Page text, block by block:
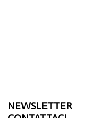
NEWSLETTER